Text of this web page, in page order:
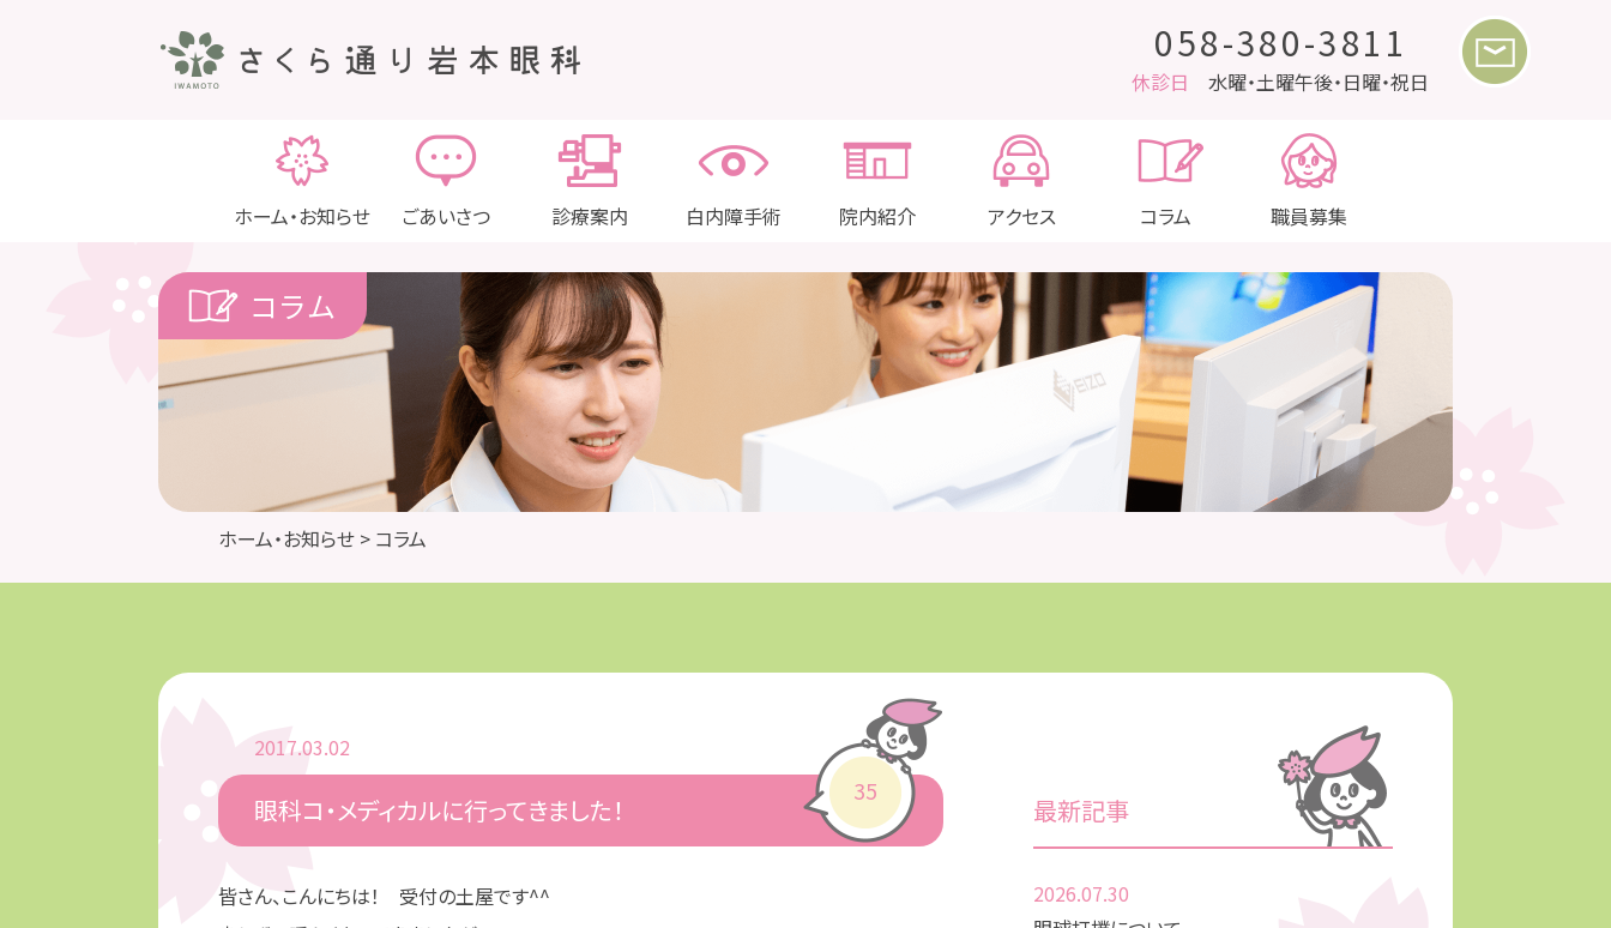
058-380-3811
休診日 水曜・土曜午後・日曜・祝日
ホーム・お知らせ ごあいさつ 診療案内 白内障手術 院内紹介 アクセス コラム 職員募集
コラム
ホーム・お知らせ > コラム
2017.03.02
35
眼科コ・メディカルに行ってきました！
皆さん、こんにちは！ 受付の土屋です^^
最新記事
2026.07.30